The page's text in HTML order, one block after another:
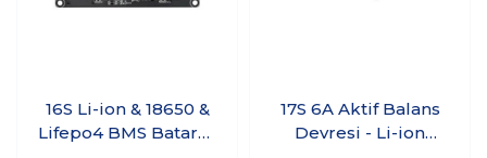
16S Li-ion & 18650 &
Lifepo4 BMS Batarya
17S 6A Aktif Balans
Devresi - Li-ion